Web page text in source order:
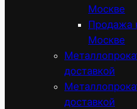
Москве
Продажа
Москве
доставкой
доставкой